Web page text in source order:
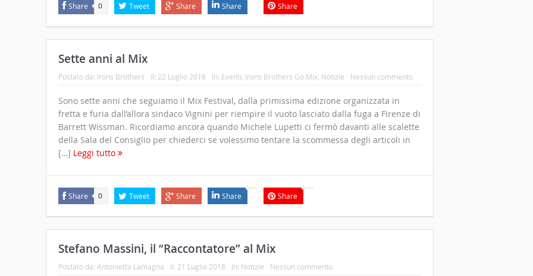
Share 0 Tweet Share Share Share
Sette anni al Mix
Postato da: Irons Brothers il: 22 Luglio 2018 In: Eventi Irons Brothers Go Mix, Notizie Nessun commento
Sono sette anni che seguiamo il Mix Festival, dalla primissima edizione organizzata in
fretta e furia dall’allora sindaco Vignini per riempire il vuoto lasciato dalla fuga a Firenze di
Barrett Wissman. Ricordiamo ancora quando Michele Lupetti ci fermò davanti alle scalette
della Sala del Consiglio per chiederci se volessimo tentare la scommessa degli articoli in
[…] Leggi tutto
Share 0 Tweet Share Share Share
Stefano Massini, il “Raccontatore” al Mix
Postato da: Antonietta Lamagna il: 21 Luglio 2018 In: Notizie Nessun commento